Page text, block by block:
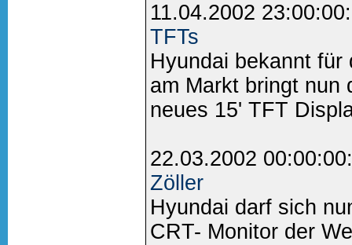
11.04.2002
TFTs
Hyundai bekannt für
am Markt bringt nun
neues 15' TFT
22.03.2002
Zöller
Hyundai darf sich
CRT- Monitor der